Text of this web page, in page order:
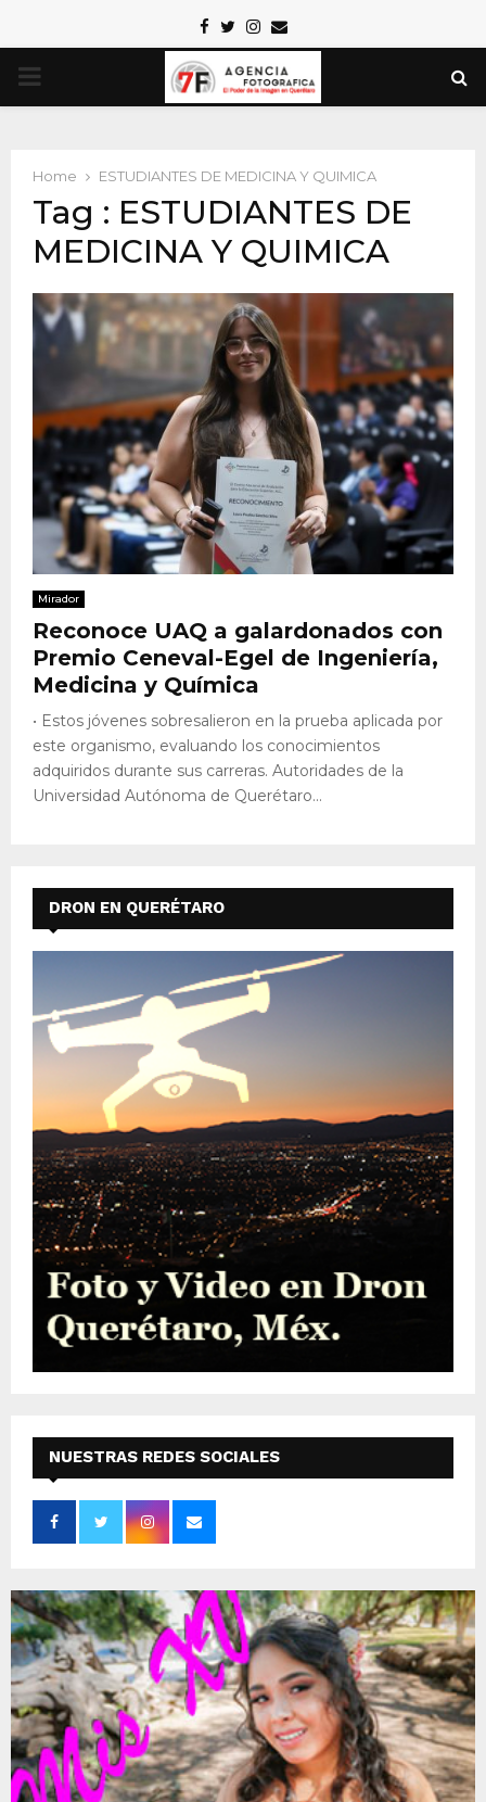
Facebook
TwitterInstagram
Email
PRIMARY
Home ESTUDIANTES DE MEDICINA Y QUIMICA
Tag : ESTUDIANTES DE
MEDICINA Y QUIMICA
Mirador
Reconoce UAQ a galardonados con
Premio Ceneval-Egel de Ingeniería,
Medicina y Química
• Estos jóvenes sobresalieron en la prueba aplicada por
este organismo, evaluando los conocimientos
adquiridos durante sus carreras. Autoridades de la
Universidad Autónoma de Querétaro...
DRON EN QUERÉTARO
NUESTRAS REDES SOCIALES